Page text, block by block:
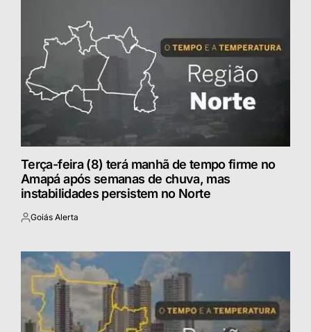
Terça-feira (8) terá manhã de tempo firme no
Amapá após semanas de chuva, mas
instabilidades persistem no Norte
Postado
Goiás Alerta